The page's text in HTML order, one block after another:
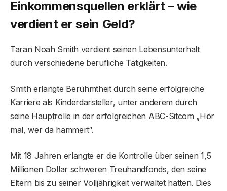
Einkommensquellen erklärt – wie
verdient er sein Geld?
Taran Noah Smith verdient seinen Lebensunterhalt
durch verschiedene berufliche Tätigkeiten.
Smith erlangte Berühmtheit durch seine erfolgreiche
Karriere als Kinderdarsteller, unter anderem durch
seine Hauptrolle in der erfolgreichen ABC-Sitcom „Hör
mal, wer da hämmert“.
Mit 18 Jahren erlangte er die Kontrolle über seinen 1,5
Millionen Dollar schweren Treuhandfonds, den seine
Eltern bis zu seiner Volljährigkeit verwaltet hatten. Dies